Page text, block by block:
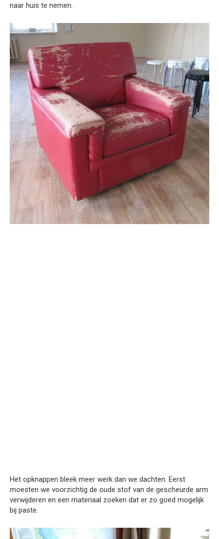
naar huis te nemen.
Het opknappen bleek meer werk dan we dachten. Eerst
moesten we voorzichtig de oude stof van de gescheurde arm
verwijderen en een materiaal zoeken dat er zo goed mogelijk
bij paste.